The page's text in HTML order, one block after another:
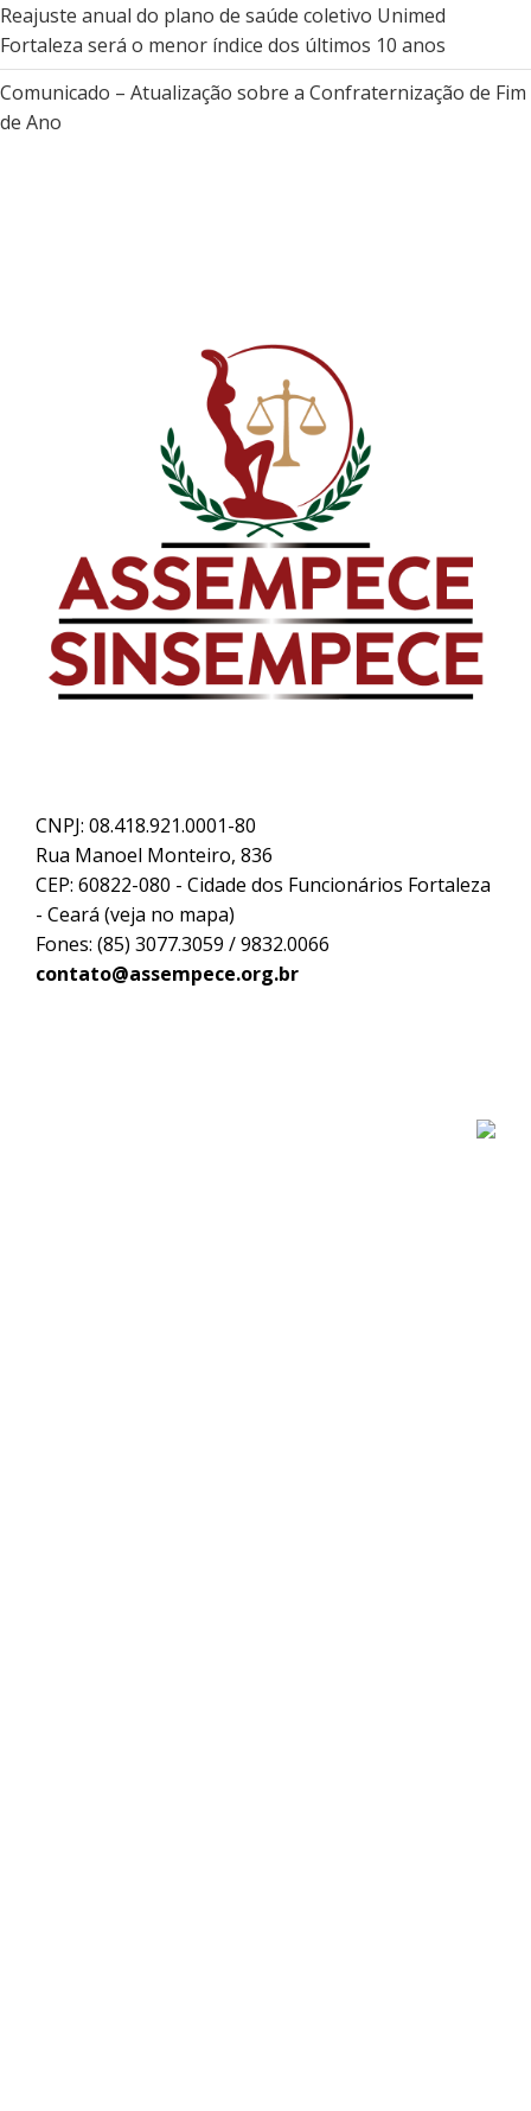
Reajuste anual do plano de saúde coletivo Unimed
Fortaleza será o menor índice dos últimos 10 anos
Comunicado – Atualização sobre a Confraternização de Fim
de Ano
CNPJ: 08.418.921.0001-80
Rua Manoel Monteiro, 836
CEP: 60822-080 - Cidade dos Funcionários Fortaleza
- Ceará (veja no mapa)
Fones: (85) 3077.3059 / 9832.0066
contato@assempece.org.br